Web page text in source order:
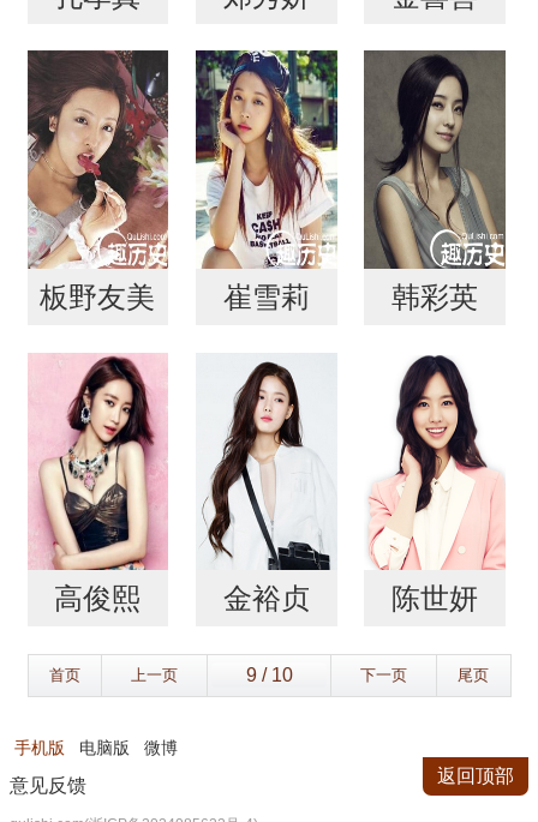
板野友美 崔雪莉 韩彩英
高俊熙 金裕贞 陈世妍
首页 上一页 下一页 尾页
手机版 电脑版 微博
意见反馈 返回顶部